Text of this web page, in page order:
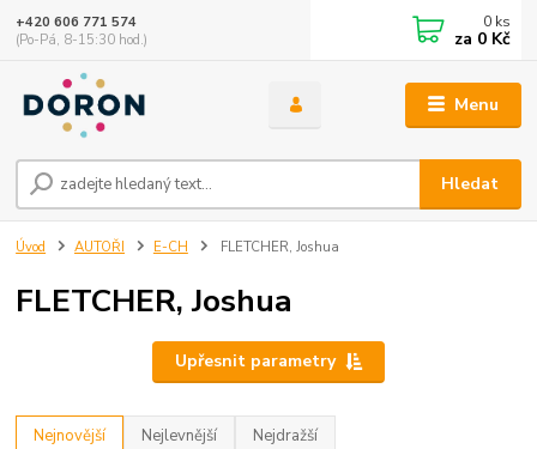
Menu
Hledat
+420 606 771 574
(Po-Pá, 8-15:30 hod.)
0 ks
za 0 Kč
Úvod AUTOŘI E-CH FLETCHER, Joshua
FLETCHER, Joshua
Upřesnit parametry
Nejnovější Nejlevnější Nejdražší